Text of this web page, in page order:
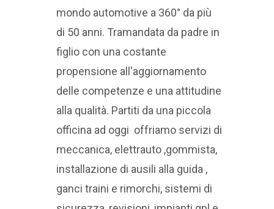
mondo automotive a 360° da più
di 50 anni. Tramandata da padre in
figlio con una costante
propensione all'aggiornamento
delle competenze e una attitudine
alla qualità. Partiti da una piccola
officina ad oggi offriamo servizi di
meccanica, elettrauto ,gommista,
installazione di ausili alla guida ,
ganci traini e rimorchi, sistemi di